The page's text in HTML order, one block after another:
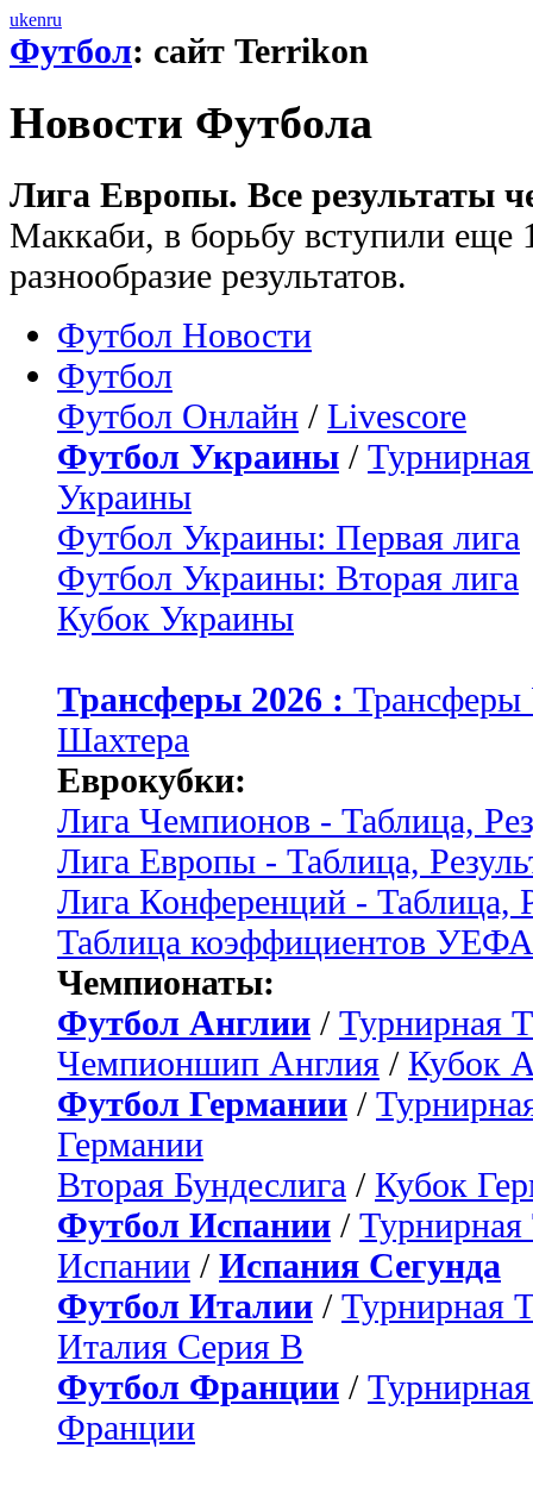
ukenru
Футбол: сайт Terrikon
Новости Футбола
Лига Европы. Все результаты
Маккаби, в борьбу вступили еще
разнообразие результатов.
Футбол Новости
Футбол
Футбол Онлайн / Livescore
Футбол Украины /
Украины
Футбол Украины: Первая лига
Футбол Украины: Вторая лига
Кубок Украины
Трансферы 2026 :
Шахтера
Еврокубки:
Лига Чемпионов - Таблица,
Лига Европы - Таблица,
Лига Конференций - Таблица,
Таблица коэффициентов УЕФА
Чемпионаты:
Футбол Англии / Турнирная
Чемпионшип Англия / Кубок
Футбол Германии /
Германии
Вторая Бундеслига / Кубок
Футбол Испании / Турнирная
Испании / Испания Сегунда
Футбол Италии / Турнирная
Италия Серия B
Футбол Франции /
Франции